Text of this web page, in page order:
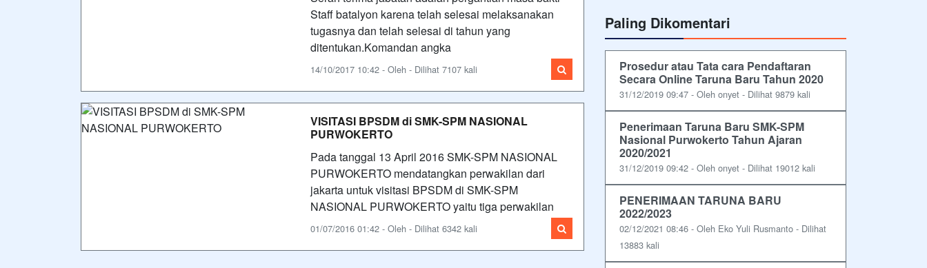
Staff batalyon karena telah selesai melaksanakan
tugasnya dan telah selesai di tahun yang
ditentukan.Komandan angka
14/10/2017 10:42 - Oleh - Dilihat 7107 kali
VISITASI BPSDM di SMK-SPM NASIONAL
PURWOKERTO
Pada tanggal 13 April 2016 SMK-SPM NASIONAL
PURWOKERTO mendatangkan perwakilan dari
jakarta untuk visitasi BPSDM di SMK-SPM
NASIONAL PURWOKERTO yaitu tiga perwakilan
01/07/2016 01:42 - Oleh - Dilihat 6342 kali
Paling Dikomentari
Prosedur atau Tata cara Pendaftaran
Secara Online Taruna Baru Tahun 2020
31/12/2019 09:47 - Oleh onyet - Dilihat 9879 kali
Penerimaan Taruna Baru SMK-SPM
Nasional Purwokerto Tahun Ajaran
2020/2021
31/12/2019 09:42 - Oleh onyet - Dilihat 19012 kali
PENERIMAAN TARUNA BARU
2022/2023
02/12/2021 08:46 - Oleh Eko Yuli Rusmanto - Dilihat
13883 kali